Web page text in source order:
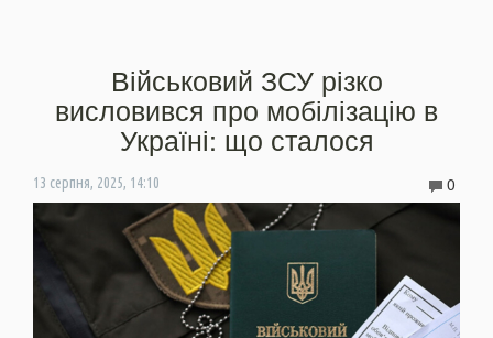
Військовий ЗСУ різко
висловився про мобілізацію в
Україні: що сталося
13 серпня, 2025, 14:10 0